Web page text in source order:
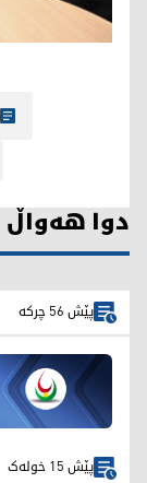
دوا هەواڵ
پێش 56 چرکە
پێش 15 خولەک